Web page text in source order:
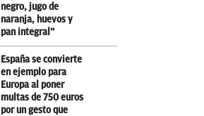
negro, jugo de
naranja, huevos y
pan integral”
España se convierte
en ejemplo para
Europa al poner
multas de 750 euros
por un gesto que